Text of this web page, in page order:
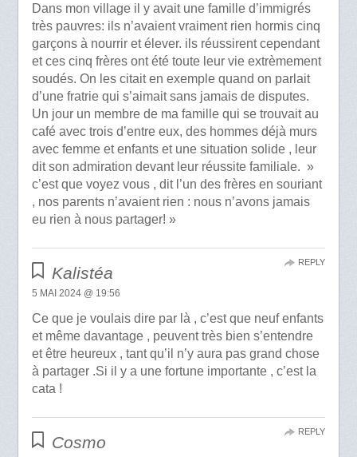
Dans mon village il y avait une famille d’immigrés
très pauvres: ils n’avaient vraiment rien hormis cinq
garçons à nourrir et élever. ils réussirent cependant
et ces cinq frères ont été toute leur vie extrèmement
soudés. On les citait en exemple quand on parlait
d’une fratrie qui s’aimait sans jamais de disputes.
Un jour un membre de ma famille qui se trouvait au
café avec trois d’entre eux, des hommes déjà murs
avec femme et enfants et une situation solide , leur
dit son admiration devant leur réussite familiale. »
c’est que voyez vous , dit l’un des frères en souriant
, nos parents n’avaient rien : nous n’avons jamais
eu rien à nous partager! »
Kalistéa
5 MAI 2024 @ 19:56
Ce que je voulais dire par là , c’est que neuf enfants
et même davantage , peuvent très bien s’entendre
et être heureux , tant qu’il n’y aura pas grand chose
à partager .Si il y a une fortune importante , c’est la
cata !
REPLY
Cosmo
REPLY